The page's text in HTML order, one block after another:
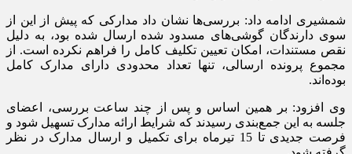
شمشیری ادامه داد: بررسی‌ها نشان داد مدارکی که پیش از این از
سوی دارندگان گوشی‌های مسدود شده ارسال شده بود، به دلیل
نقص مستندات، امکان تعیین تکلیف کامل را فراهم نکرده است. از
مجموع پرونده ارسالی، تنها تعداد محدودی دارای مدارک کامل
بوده‌اند.
وی افزود: بر همین اساس و پس از چند ساعت بررسی، اعضای
جلسه به این جمع‌بندی رسیدند که شرایط ارائه مدارک تسهیل شود و
فرصت جدیدی تا 15 تیرماه برای تکمیل و ارسال مدارک در نظر